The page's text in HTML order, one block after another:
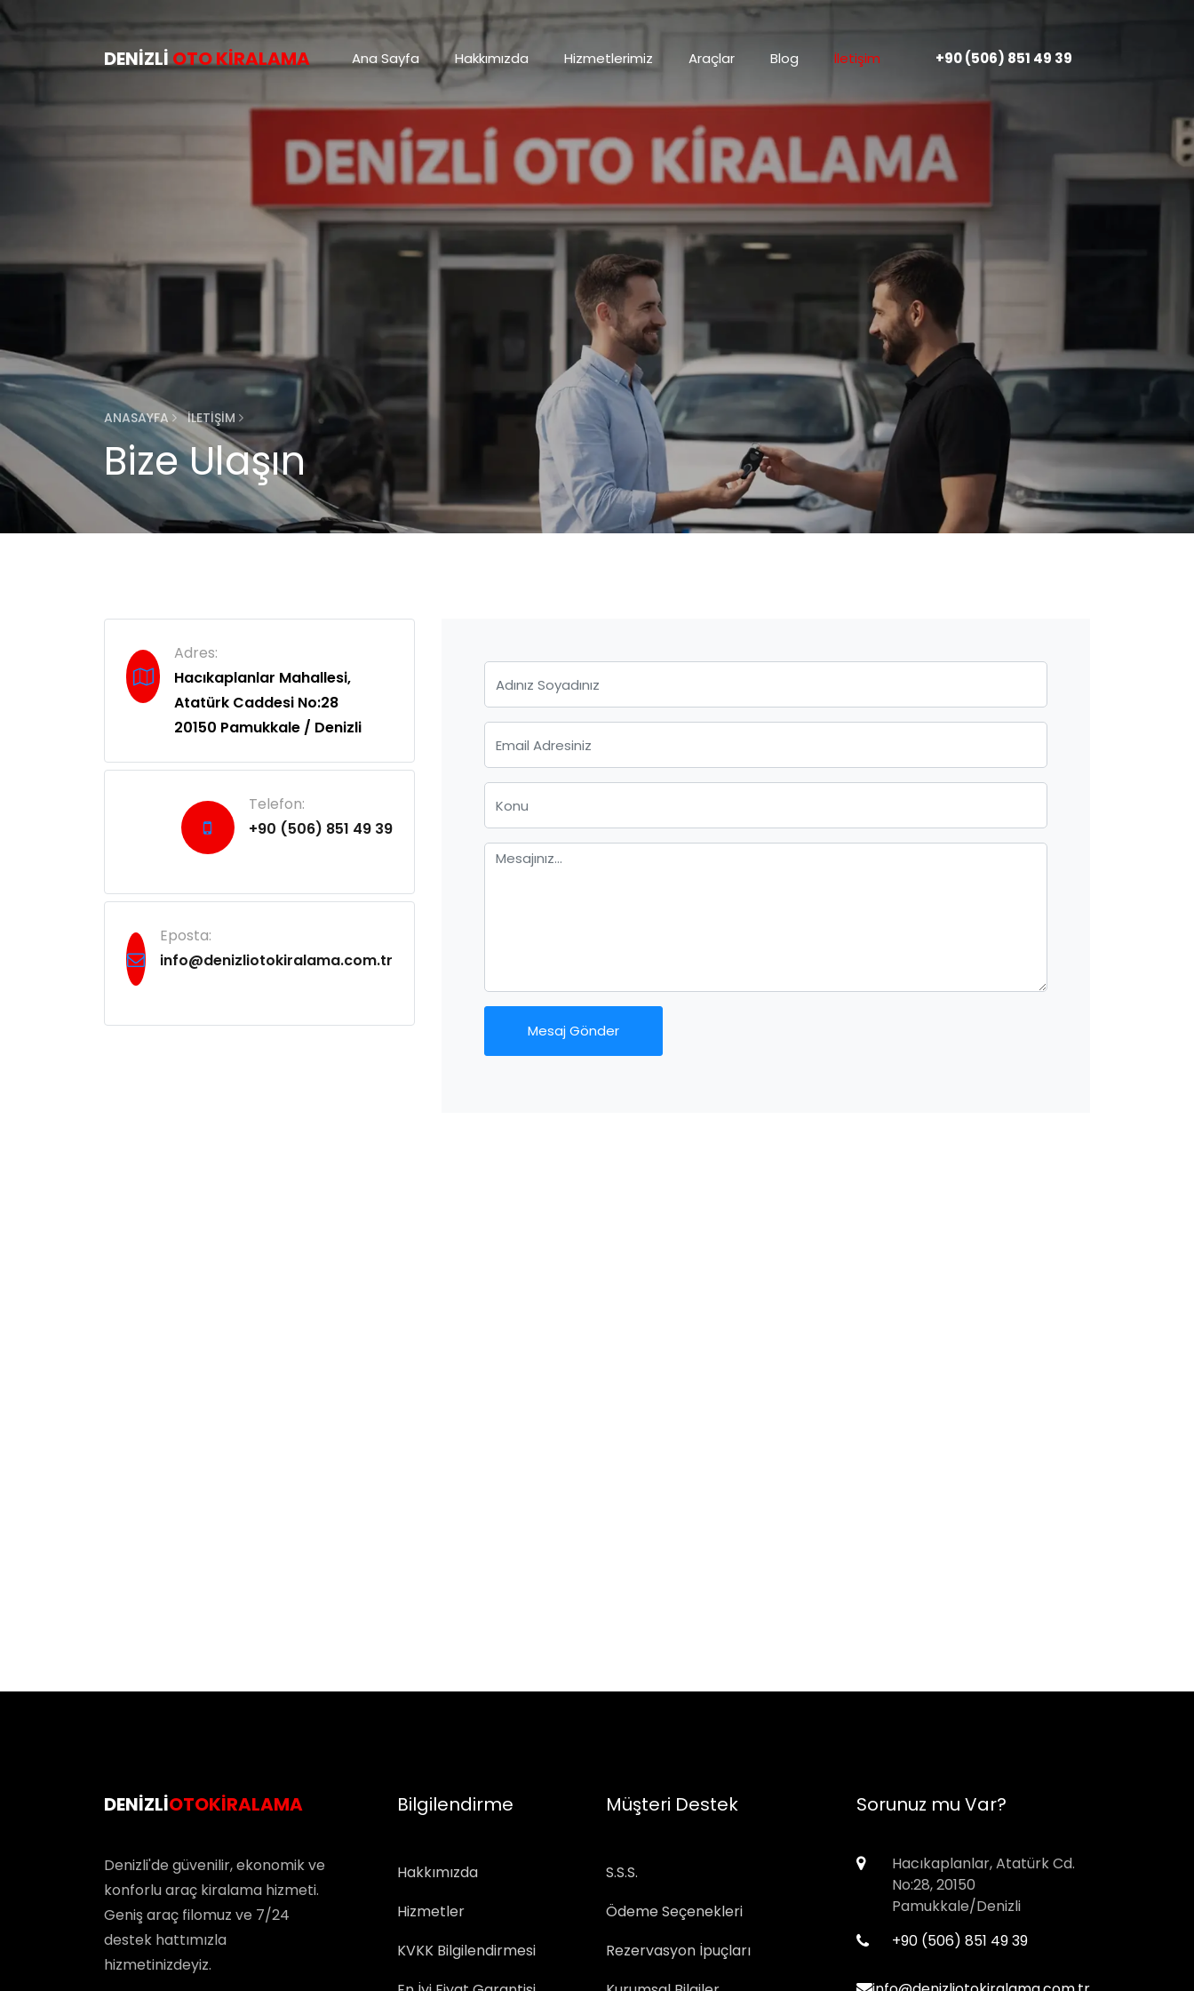
DENIZLI OTO KIRALAMA Ana Sayfa Hakkımızda Hizmetlerimiz Araçlar Blog İletişim +90 (506) 851 49 39
ANASAYFA İLETIŞIM
Bize Ulaşın
Adres:
Hacıkaplanlar Mahallesi,
Atatürk Caddesi No:28
20150 Pamukkale / Denizli
Telefon:
+90 (506) 851 49 39
Eposta:
info@denizliotokiralama.com.tr
DENIZLIOTOKIRALAMA
Denizli'de güvenilir, ekonomik ve
konforlu araç kiralama hizmeti.
Geniş araç filomuz ve 7/24
destek hattımızla
hizmetinizdeyiz.
Bilgilendirme
Hakkımızda
Hizmetler
KVKK Bilgilendirmesi
Müşteri Destek
S.S.S.
Ödeme Seçenekleri
Rezervasyon İpuçları
Sorunuz mu Var?
Hacıkaplanlar, Atatürk Cd.
No:28, 20150
Pamukkale/Denizli
+90 (506) 851 49 39